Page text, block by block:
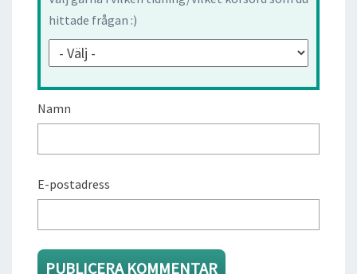
hittade frågan :)
Namn
E-postadress